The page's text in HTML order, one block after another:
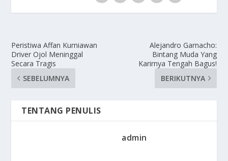
Peristiwa Affan Kurniawan
Driver Ojol Meninggal
Secara Tragis
SEBELUMNYA
Alejandro Garnacho:
Bintang Muda Yang
Karirnya Tengah Bagus!
BERIKUTNYA
TENTANG PENULIS
admin